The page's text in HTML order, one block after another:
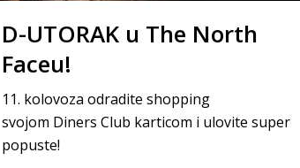
D-UTORAK u The North
Faceu!
11. kolovoza odradite shopping
svojom Diners Club karticom i ulovite super
popuste!